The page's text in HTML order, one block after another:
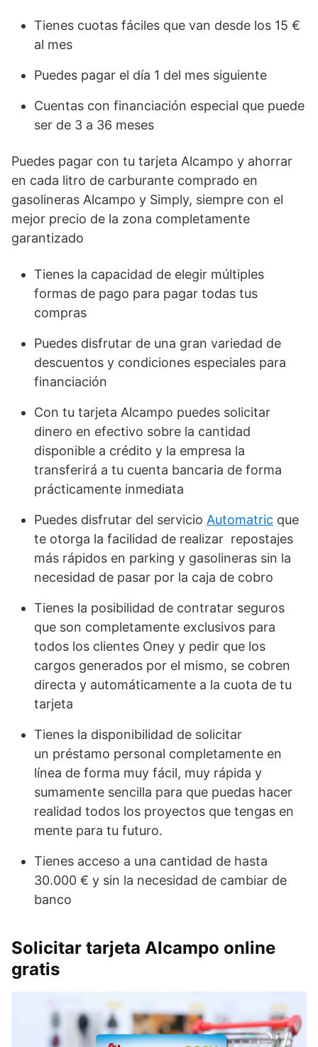
Tienes cuotas fáciles que van desde los 15 €
al mes
Puedes pagar el día 1 del mes siguiente
Cuentas con financiación especial que puede
ser de 3 a 36 meses
Puedes pagar con tu tarjeta Alcampo y ahorrar
en cada litro de carburante comprado en
gasolineras Alcampo y Simply, siempre con el
mejor precio de la zona completamente
garantizado
Tienes la capacidad de elegir múltiples
formas de pago para pagar todas tus
compras
Puedes disfrutar de una gran variedad de
descuentos y condiciones especiales para
financiación
Con tu tarjeta Alcampo puedes solicitar
dinero en efectivo sobre la cantidad
disponible a crédito y la empresa la
transferirá a tu cuenta bancaria de forma
prácticamente inmediata
Puedes disfrutar del servicio Automatric que
te otorga la facilidad de realizar repostajes
más rápidos en parking y gasolineras sin la
necesidad de pasar por la caja de cobro
Tienes la posibilidad de contratar seguros
que son completamente exclusivos para
todos los clientes Oney y pedir que los
cargos generados por el mismo, se cobren
directa y automáticamente a la cuota de tu
tarjeta
Tienes la disponibilidad de solicitar
un préstamo personal completamente en
línea de forma muy fácil, muy rápida y
sumamente sencilla para que puedas hacer
realidad todos los proyectos que tengas en
mente para tu futuro.
Tienes acceso a una cantidad de hasta
30.000 € y sin la necesidad de cambiar de
banco
Solicitar tarjeta Alcampo online
gratis